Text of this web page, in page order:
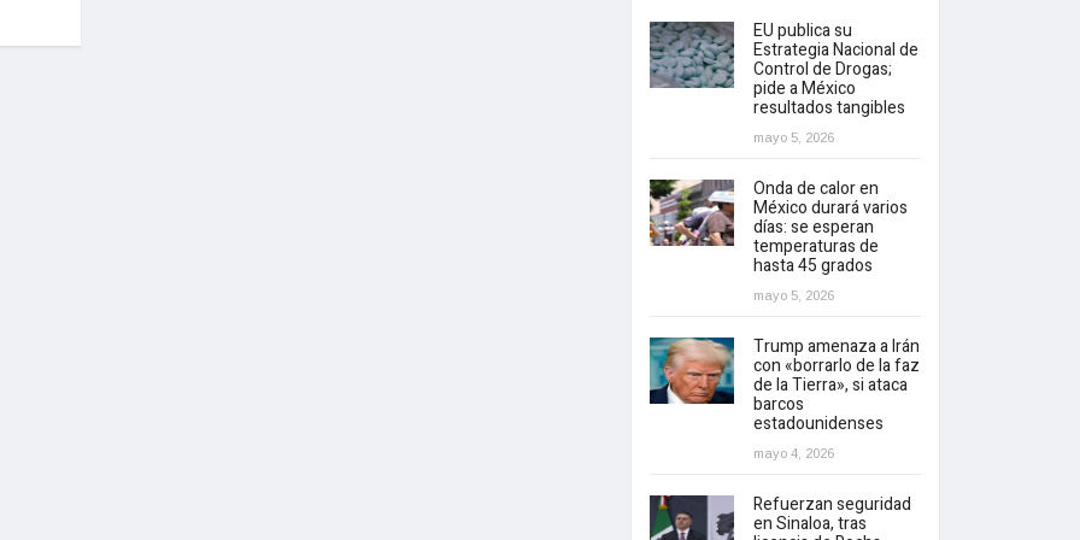
EU publica su
Estrategia Nacional de
Control de Drogas;
pide a México
resultados tangibles
mayo 5, 2026
Onda de calor en
México durará varios
días: se esperan
temperaturas de
hasta 45 grados
mayo 5, 2026
Trump amenaza a Irán
con «borrarlo de la faz
de la Tierra», si ataca
barcos
estadounidenses
mayo 4, 2026
Refuerzan seguridad
en Sinaloa, tras